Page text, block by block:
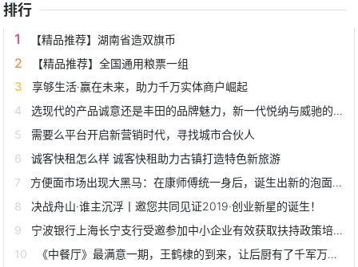
排行
【精品推荐】湖南省造双旗币
【精品推荐】全国通用粮票一组
享够生活·赢在未来，助力千万实体商户崛起
选现代的产品诚意还是丰田的品牌魅力，新一代悦纳与威驰的C位之争
需要么平台开启新营销时代，寻找城市合伙人
诚客快租怎么样 诚客快租助力古镇打造特色新旅游
方便面市场出现大黑马：在康师傅统一身后，诞生出新的泡面之王
决战舟山·谁主沉浮丨邀您共同见证2019·创业新星的诞生！
宁波银行上海长宁支行受邀参加中小企业有效获取扶持政策培训会
《中餐厅》最满意一期，王鹤棣的到来，让后厨有了千军万马的感觉